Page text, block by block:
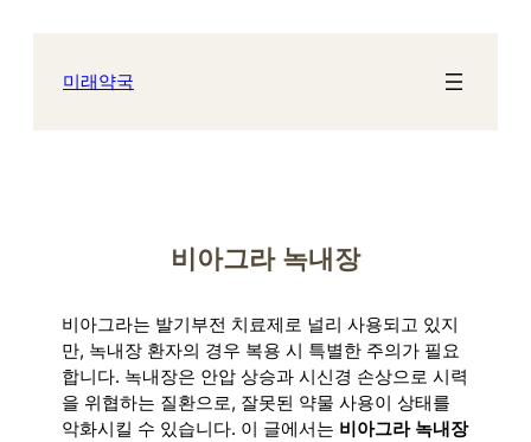
미래약국
비아그라 녹내장
비아그라는 발기부전 치료제로 널리 사용되고 있지
만, 녹내장 환자의 경우 복용 시 특별한 주의가 필요
합니다. 녹내장은 안압 상승과 시신경 손상으로 시력
을 위협하는 질환으로, 잘못된 약물 사용이 상태를
악화시킬 수 있습니다. 이 글에서는 비아그라 녹내장